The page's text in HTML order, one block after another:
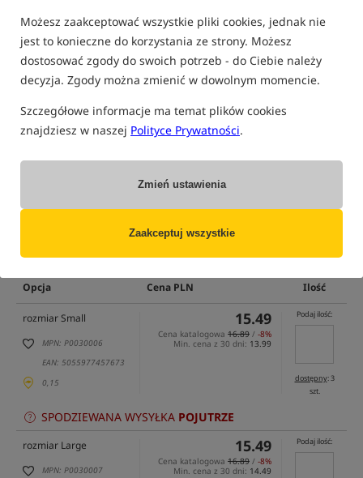
Możesz zaakceptować wszystkie pliki cookies, jednak nie
jest to konieczne do korzystania ze strony. Możesz
dostosować zgody do swoich potrzeb - do Ciebie należy
decyzja. Zgody można zmienić w dowolnym momencie.
Szczegółowe informacje ma temat plików cookies
znajdziesz w naszej Polityce Prywatności.
Zmień ustawienia
Zaakceptuj wszystkie
"naszym magazynie"
(część opcji mogła zostać ukryta przez wybrany sposób filtrowania)
Opcja Cena PLN Ilość
rozmiar Small
MPN: P0030006
EAN: 5055977457673
0,15
15.49
Cena katalogowa 16.89 / -8%
Min. cena z 30 dni: 13.99
Podaj ilość:
dostępny: 3
szt.
SPODZIEWANA WYSYŁKA POJUTRZE
rozmiar Large
MPN: P0030007
15.49
Cena katalogowa 16.89 / -8%
Min. cena z 30 dni: 14.49
Podaj ilość: